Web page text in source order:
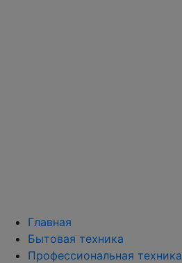
Главная
Бытовая техника
Профессиональная техника